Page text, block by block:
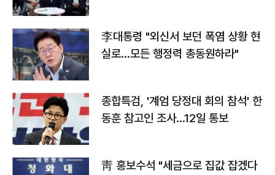
李대통령 "외신서 보던 폭염 상황 현
실로…모든 행정력 총동원하라"
종합특검, '계엄 당정대 회의 참석' 한
동훈 참고인 조사...12일 통보
靑 홍보수석 "세금으로 집값 잡겠다